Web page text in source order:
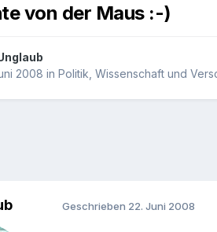
von der Maus :-)
2008 in Politik, Wissenschaft und
Geschrieben 22. Juni 2008